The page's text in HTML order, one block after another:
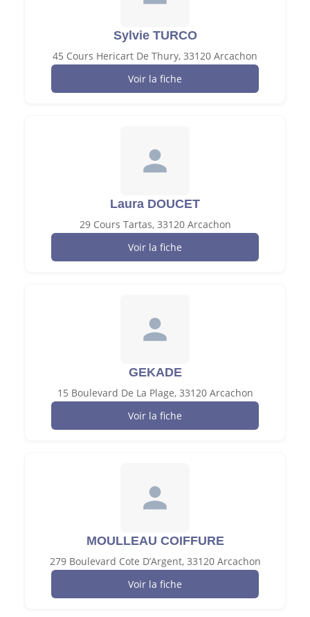
Sylvie TURCO
45 Cours Hericart De Thury, 33120 Arcachon
Voir la fiche
Laura DOUCET
29 Cours Tartas, 33120 Arcachon
Voir la fiche
GEKADE
15 Boulevard De La Plage, 33120 Arcachon
Voir la fiche
MOULLEAU COIFFURE
279 Boulevard Cote D’Argent, 33120 Arcachon
Voir la fiche